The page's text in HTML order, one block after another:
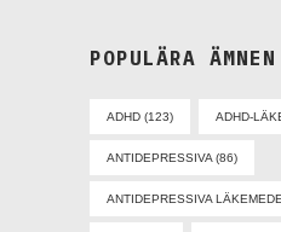
POPULÄRA ÄMNEN
ADHD (123) ADHD-
ANTIDEPRESSIVA (86)
ANTIDEPRESSIVA